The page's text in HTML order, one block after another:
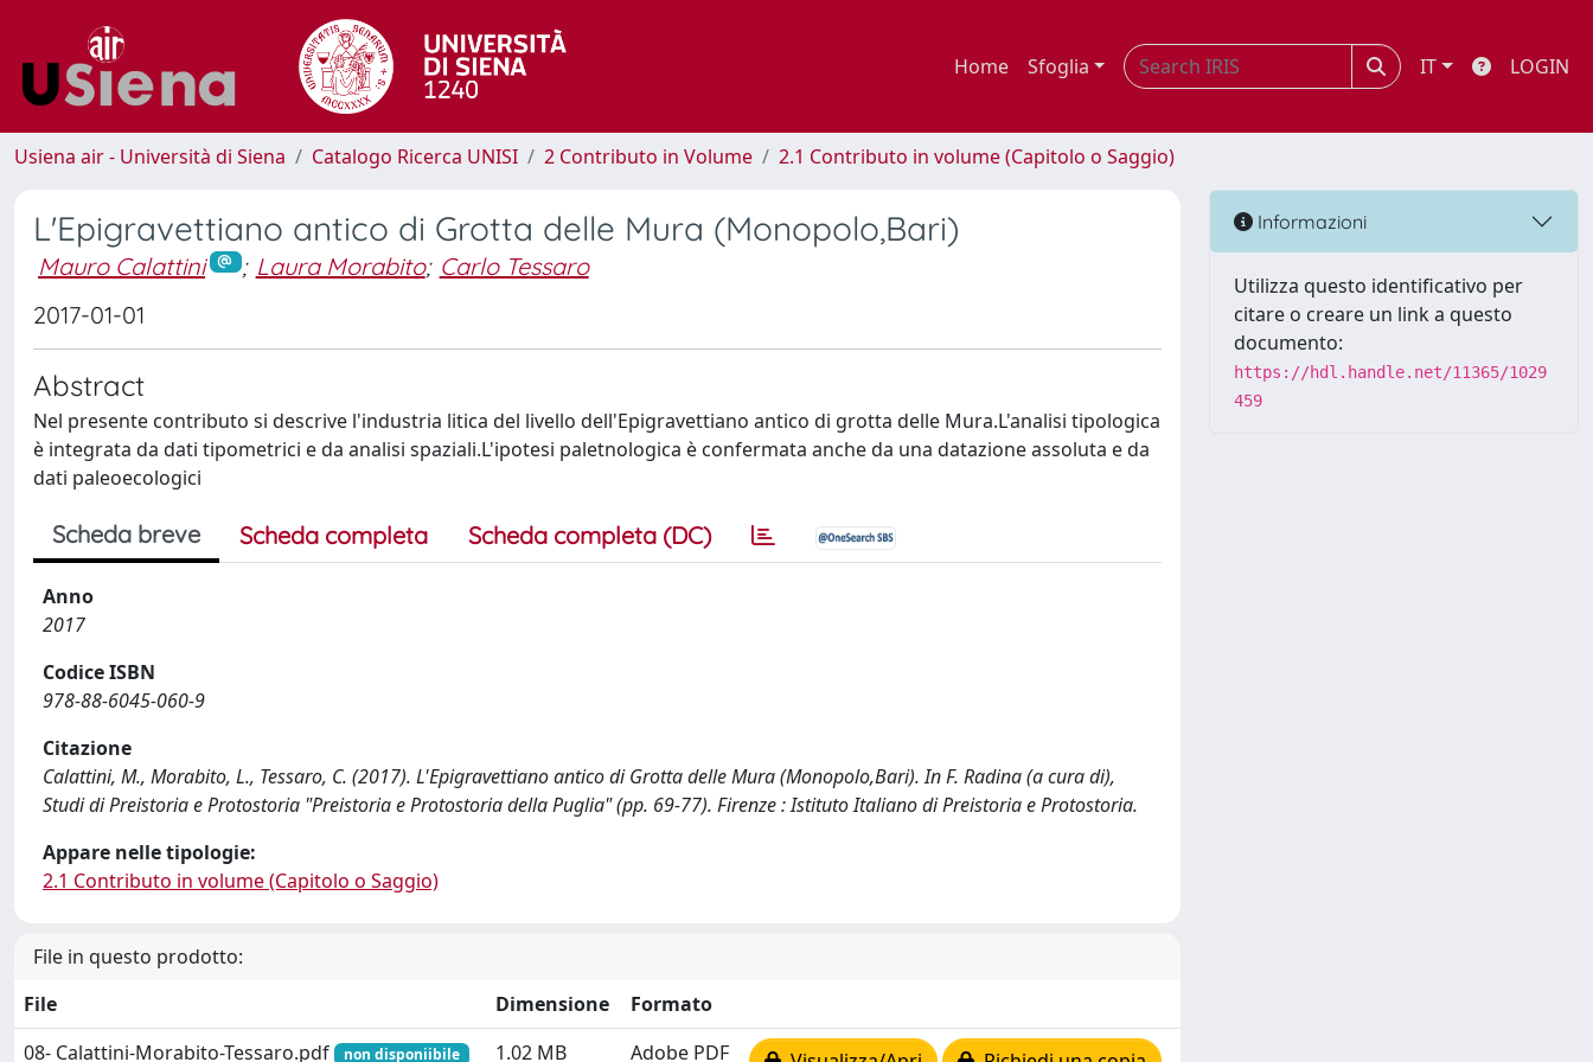
Home Sfoglia IT LOGIN
Usiena air - Università di Siena Catalogo Ricerca UNISI 2 Contributo in Volume 2.1 Contributo in volume (Capitolo o Saggio)
L'Epigravettiano antico di Grotta delle Mura (Monopolo,Bari)
Mauro Calattini ; Laura Morabito; Carlo Tessaro
2017-01-01
Abstract
Nel presente contributo si descrive l'industria litica del livello dell'Epigravettiano antico di grotta delle Mura.L'analisi tipologica
è integrata da dati tipometrici e da analisi spaziali.L'ipotesi paletnologica è confermata anche da una datazione assoluta e da
dati paleoecologici
Scheda breve Scheda completa Scheda completa (DC)
Anno
2017
Codice ISBN
978-88-6045-060-9
Citazione
Calattini, M., Morabito, L., Tessaro, C. (2017). L'Epigravettiano antico di Grotta delle Mura (Monopolo,Bari). In F. Radina (a cura di),
Studi di Preistoria e Protostoria "Preistoria e Protostoria della Puglia" (pp. 69-77). Firenze : Istituto Italiano di Preistoria e Protostoria.
Appare nelle tipologie:
2.1 Contributo in volume (Capitolo o Saggio)
File in questo prodotto:
File
Dimensione
Formato
08- Calattini-Morabito-Tessaro.pdf
non disponiibile 1.02 MB Adobe PDF
Informazioni
Utilizza questo identificativo per
citare o creare un link a questo
documento:
https://hdl.handle.net/11365/1029
459